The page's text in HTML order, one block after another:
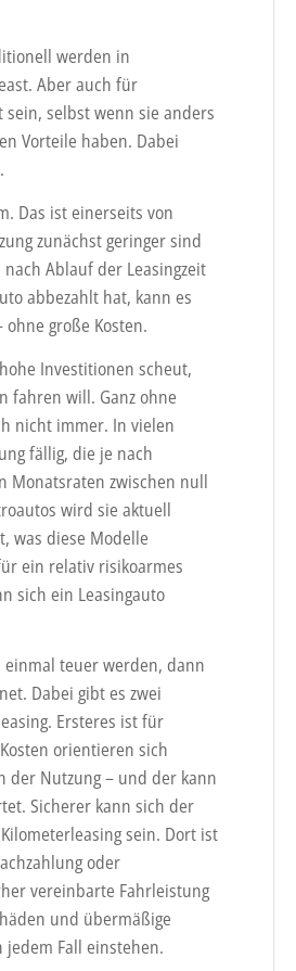
werden in
Aber auch für
selbst wenn sie anders
Vorteile haben. Dabei
Das ist einerseits von
zunächst geringer sind
Ablauf der Leasingzeit
abbezahlt hat, kann es
große Kosten.
Investitionen scheut,
fahren will. Ganz ohne
nicht immer. In vielen
fällig, die je nach
Monatsraten zwischen null
wird sie aktuell
was diese Modelle
ein relativ risikoarmes
sich ein Leasingauto
einmal teuer werden, dann
Dabei gibt es zwei
Ersteres ist für
orientieren sich
der Nutzung – und der kann
Sicherer kann sich der
sein. Dort ist
oder
vereinbarte Fahrleistung
und übermäßige
Fall einstehen.